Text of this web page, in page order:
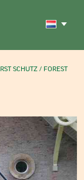
SCHUTZ / FOREST